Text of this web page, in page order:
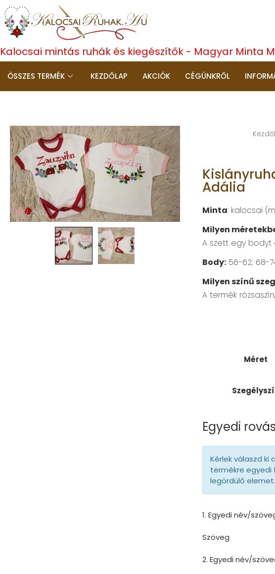
Kalocsai mintás ruhák és kiegészítők - Magyar Minta
ÖSSZES TERMÉK KEZDŐLAP AKCIÓK CÉGÜNKRŐL
Adália
Minta: kalocsai
Milyen
A szett egy bodyt
Body: 56-62; 68-
Milyen színű
A termék
Méret
Egyedi
Kérlek válaszd
termékre egyedi
legördülő
1. Egyedi név/
Szöveg
2. Egyedi név/